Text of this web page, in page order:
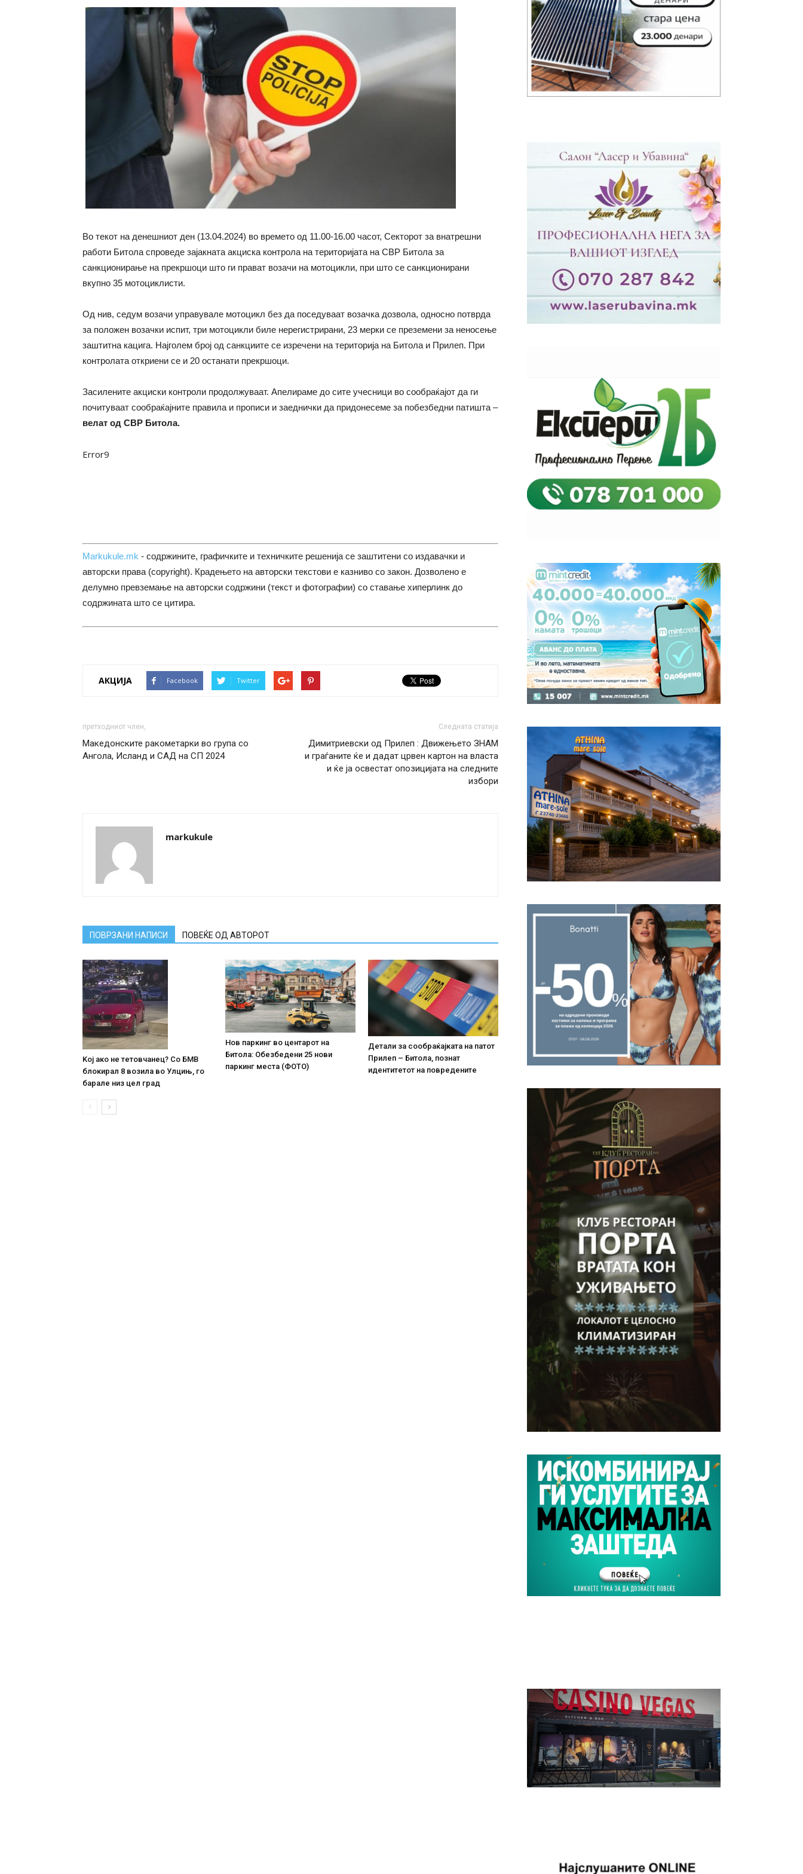
Во текот на денешниот ден (13.04.2024) во времето од 11.00-16.00 часот, Секторот за внатрешни
работи Битола спроведе зајакната акциска контрола на територијата на СВР Битола за
санкционирање на прекршоци што ги прават возачи на мотоцикли, при што се санкционирани
вкупно 35 мотоциклисти.
Од нив, седум возачи управувале мотоцикл без да поседуваат возачка дозвола, односно потврда
за положен возачки испит, три мотоцикли биле нерегистрирани, 23 мерки се преземени за неносење
заштитна кацига. Најголем број од санкциите се изречени на територија на Битола и Прилеп. При
контролата откриени се и 20 останати прекршоци.
Засилените акциски контроли продолжуваат. Апелираме до сите учесници во сообраќајот да ги
почитуваат сообраќајните правила и прописи и заеднички да придонесеме за побезбедни патишта –
велат од СВР Битола.
Error9
Markukule.mk - содржините, графичките и техничките решенија се заштитени со издавачки и
авторски права (copyright). Крадењето на авторски текстови е казниво со закон. Дозволено е
делумно превземање на авторски содржини (текст и фотографии) со ставање хиперлинк до
содржината што се цитира.
АКЦИЈА Facebook Twitter
претходниот член,
Македонските ракометарки во група со
Ангола, Исланд и САД на СП 2024
Следната статија
Димитриевски од Прилеп : Движењето ЗНАМ
и граѓаните ќе и дадат црвен картон на власта
и ќе ја освестат опозицијата на следните
избори
markukule
ПОВРЗАНИ НАПИСИ ПОВЕЌЕ ОД АВТОРОТ
Koj ако не тетовчанец? Со БМВ
блокирал 8 возила во Улцињ, го
барале низ цел град
Нов паркинг во центарот на
Битола: Обезбедени 25 нови
паркинг места (ФОТО)
Детали за сообраќајката на патот
Прилеп – Битола, познат
идентитетот на повредените